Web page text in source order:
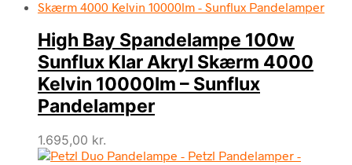
High Bay Spandelampe 100w
Sunflux Klar Akryl Skærm 4000
Kelvin 10000lm – Sunflux
Pandelamper
1.695,00 kr.